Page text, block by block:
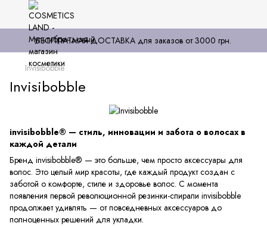
БЕСПЛАТНАЯ ДОСТАВКА для заказов от 3000 грн.
Invisibobble
Invisibobble
invisibobble® — стиль, инновации и забота о волосах в
каждой детали
Бренд invisibobble® — это больше, чем просто аксессуары для
волос. Это целый мир красоты, где каждый продукт создан с
заботой о комфорте, стиле и здоровье волос. С момента
появления первой революционной резинки-спирали invisibobble
продолжает удивлять — от повседневных аксессуаров до
полноценных решений для укладки.